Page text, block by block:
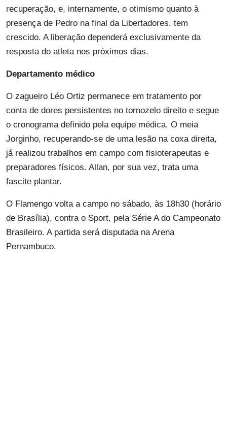
recuperação, e, internamente, o otimismo quanto à
presença de Pedro na final da Libertadores, tem
crescido. A liberação dependerá exclusivamente da
resposta do atleta nos próximos dias.
Departamento médico
O zagueiro Léo Ortiz permanece em tratamento por
conta de dores persistentes no tornozelo direito e segue
o cronograma definido pela equipe médica. O meia
Jorginho, recuperando-se de uma lesão na coxa direita,
já realizou trabalhos em campo com fisioterapeutas e
preparadores físicos. Allan, por sua vez, trata uma
fascite plantar.
O Flamengo volta a campo no sábado, às 18h30 (horário
de Brasília), contra o Sport, pela Série A do Campeonato
Brasileiro. A partida será disputada na Arena
Pernambuco.